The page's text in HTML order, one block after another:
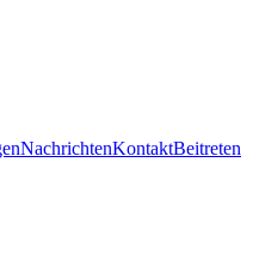
NachrichtenKontaktBeitreten